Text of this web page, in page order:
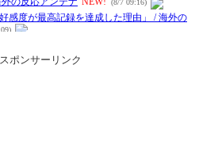
スポンサーリンク